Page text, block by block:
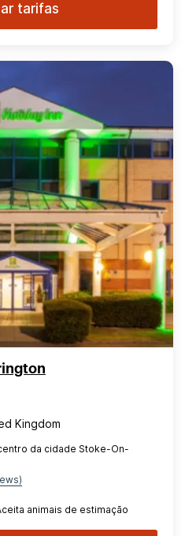
tarifas
Kingdom
da cidade Stoke-On-
animais de estimação